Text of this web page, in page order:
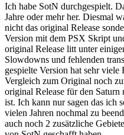
Ich habe SotN durchgespielt.
Jahre oder mehr her. Diesmal
nicht das original Release
Version mit dem PSX Skript
original Release litt unter
Slowdowns und fehlenden
gespielte Version hat sehr
Vergleich zum Original noch
original Release für den Saturn
ist. Ich kann nur sagen das ich
vielen Jahren nochmal zu
auch noch 2 zusätzliche